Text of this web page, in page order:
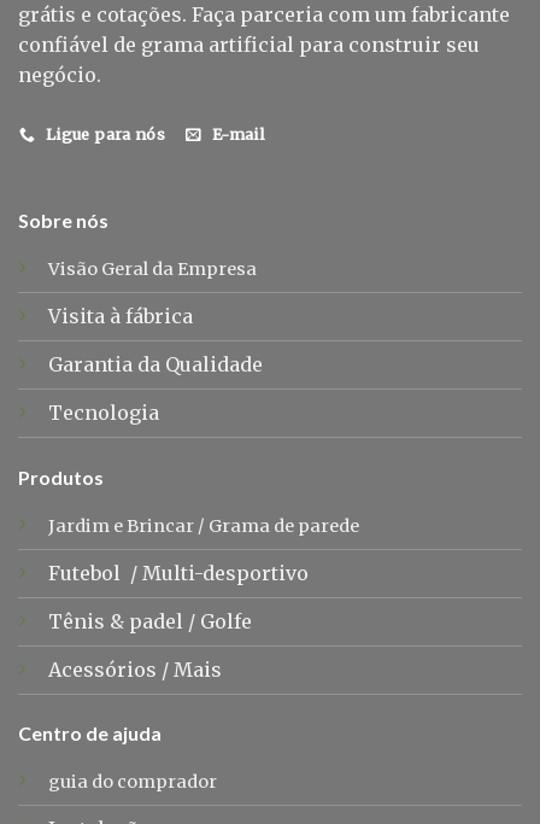
grátis e cotações. Faça parceria com um fabricante
confiável de grama artificial para construir seu
negócio.
Ligue para nós E-mail
Sobre nós
Visão Geral da Empresa
Visita à fábrica
Garantia da Qualidade
Tecnologia
Produtos
Jardim e Brincar/ Grama de parede
Futebol / Multi-desportivo
Tênis & padel / Golfe
Acessórios / Mais
Centro de ajuda
guia do comprador